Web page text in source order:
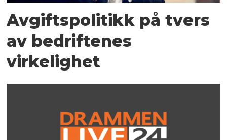
Avgiftspolitikk på tvers
av bedriftenes
virkelighet